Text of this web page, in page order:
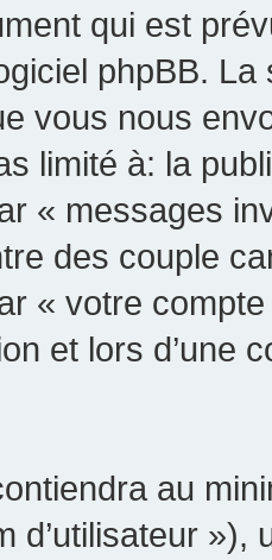
qui est
phpBB.
vous nous
limité à: la
« messages
des couple
« votre
et lors d’une
au
d’utilisateur